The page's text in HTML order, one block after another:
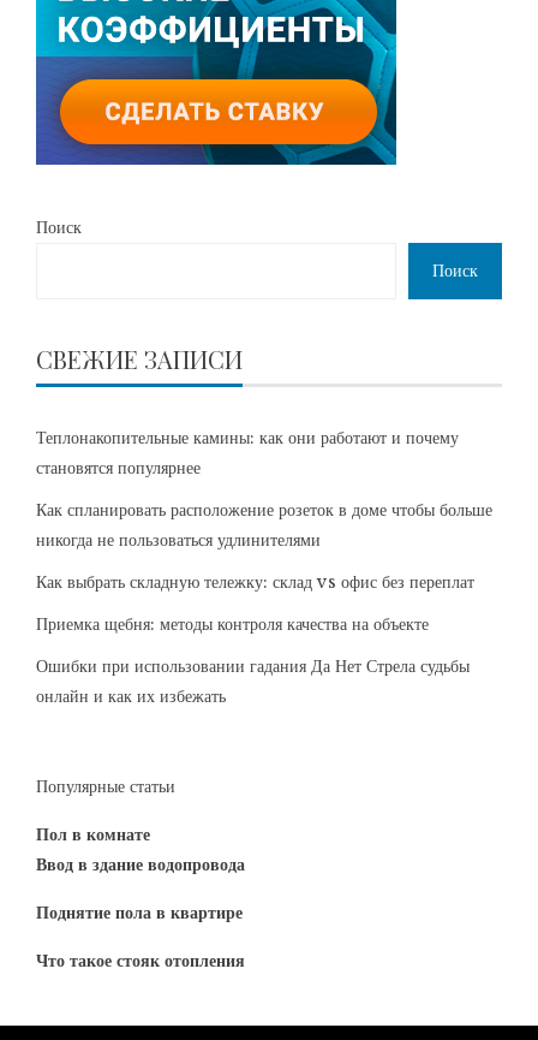
Поиск
Поиск
СВЕЖИЕ ЗАПИСИ
Теплонакопительные камины: как они работают и почему
становятся популярнее
Как спланировать расположение розеток в доме чтобы больше
никогда не пользоваться удлинителями
Как выбрать складную тележку: склад vs офис без переплат
Приемка щебня: методы контроля качества на объекте
Ошибки при использовании гадания Да Нет Стрела судьбы
онлайн и как их избежать
Популярные статьи
Пол в комнате
Ввод в здание водопровода
Поднятие пола в квартире
Что такое стояк отопления